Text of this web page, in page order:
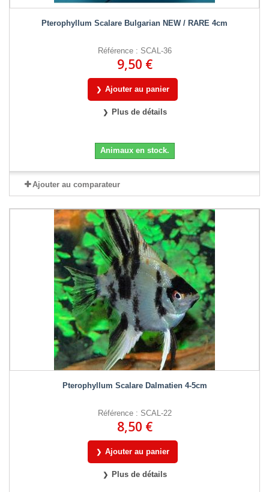
Pterophyllum Scalare Bulgarian NEW / RARE 4cm
Référence : SCAL-36
9,50 €
Ajouter au panier
Plus de détails
Animaux en stock.
Ajouter au comparateur
Pterophyllum Scalare Dalmatien 4-5cm
Référence : SCAL-22
8,50 €
Ajouter au panier
Plus de détails